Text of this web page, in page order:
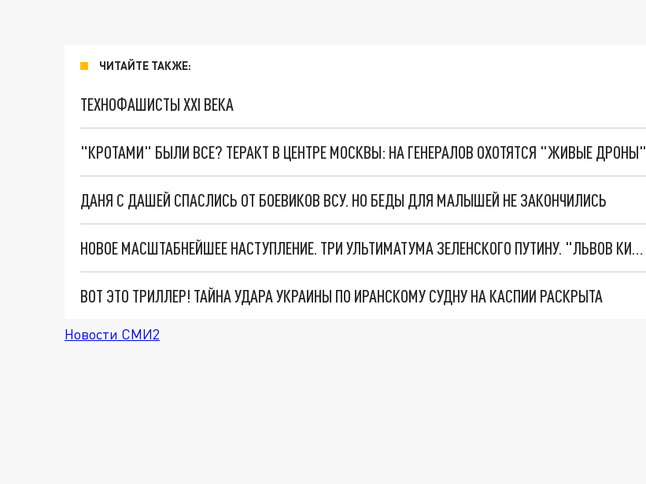
ЧИТАЙТЕ ТАКЖЕ:
ТЕХНОФАШИСТЫ XXI ВЕКА
"КРОТАМИ" БЫЛИ ВСЕ? ТЕРАКТ В ЦЕНТРЕ МОСКВЫ: НА ГЕНЕРАЛОВ ОХОТЯТСЯ "ЖИВЫЕ ДРОНЫ"
ДАНЯ С ДАШЕЙ СПАСЛИСЬ ОТ БОЕВИКОВ ВСУ. НО БЕДЫ ДЛЯ МАЛЫШЕЙ НЕ ЗАКОНЧИЛИСЬ
НОВОЕ МАСШТАБНЕЙШЕЕ НАСТУПЛЕНИЕ. ТРИ УЛЬТИМАТУМА ЗЕЛЕНСКОГО ПУТИНУ. "ЛЬВОВ КИМА" ПОСТАВЯТ НА ПВО? ГЛОБАЛЬНЫЙ ПРОРЫВ ПОД ЗАПОРОЖЬЕМ
ВОТ ЭТО ТРИЛЛЕР! ТАЙНА УДАРА УКРАИНЫ ПО ИРАНСКОМУ СУДНУ НА КАСПИИ РАСКРЫТА
Новости СМИ2